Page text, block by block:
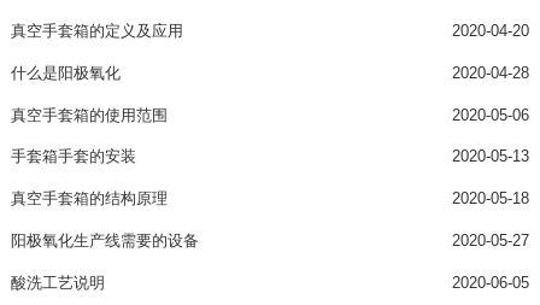
真空手套箱的定义及应用 2020-04-20
什么是阳极氧化 2020-04-28
真空手套箱的使用范围 2020-05-06
手套箱手套的安装 2020-05-13
真空手套箱的结构原理 2020-05-18
阳极氧化生产线需要的设备 2020-05-27
酸洗工艺说明 2020-06-05